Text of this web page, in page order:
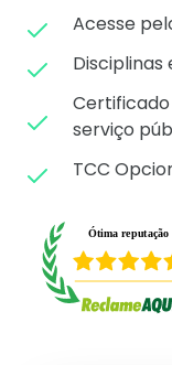
Acesse
Disciplinas
serviço
TCC